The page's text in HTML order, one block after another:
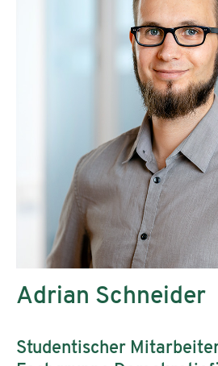
Adrian Schneider
Studentischer